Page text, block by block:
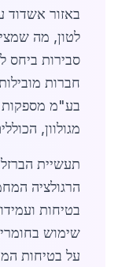
לטון, מה
סבירות ביחס
חברות
בע"מ מספקות
מגולוון,
תעשיית
הרגולציה
בטיחות
שימוש
על בטיחות